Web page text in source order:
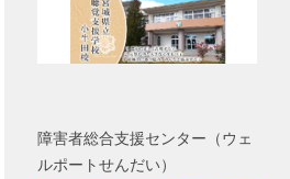
障害者総合支援センター（ウェ
ルポートせんだい）